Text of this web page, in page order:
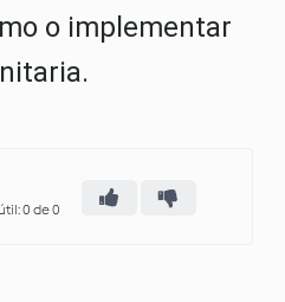
o implementar
0 de 0